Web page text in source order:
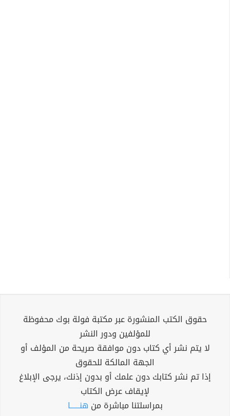
حقوق الكتب المنشورة عبر مكتبة فولة بوك محفوظة
للمؤلفين ودور النشر
لا يتم نشر أي كتاب دون موافقة صريحة من المؤلف أو
الجهة المالكة للحقوق
إذا تم نشر كتابك دون علمك أو بدون إذنك، يرجى الإبلاغ
لإيقاف عرض الكتاب
بمراسلتنا مباشرة من هنــــــا